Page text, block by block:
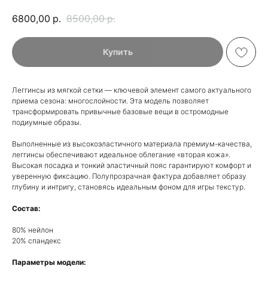
6800,00 р. 8500,00 р.
Купить
Леггинсы из мягкой сетки — ключевой элемент самого актуального
приема сезона: многослойности. Эта модель позволяет
трансформировать привычные базовые вещи в остромодные
подиумные образы.
Выполненные из высокоэластичного материала премиум-качества,
леггинсы обеспечивают идеальное облегание «вторая кожа».
Высокая посадка и тонкий эластичный пояс гарантируют комфорт и
уверенную фиксацию. Полупрозрачная фактура добавляет образу
глубину и интригу, становясь идеальным фоном для игры текстур.
Состав:
80% нейлон
20% спандекс
Параметры модели: